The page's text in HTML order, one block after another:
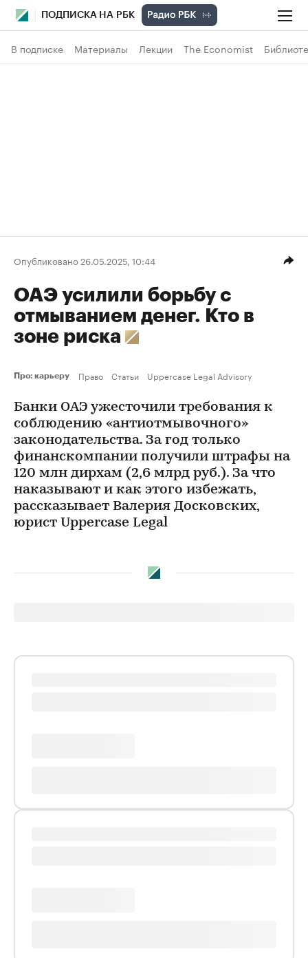
ПОДПИСКА НА РБК
В подписке Материалы Лекции The Economist
Опубликовано 26.05.2025, 10:44
ОАЭ усилили борьбу с
отмыванием денег. Кто в
зоне риска
Про: карьеру Право Статьи Uppercase Legal Advisory
Банки ОАЭ ужесточили требования к
соблюдению «антиотмывочного»
законодательства. За год только
финанскомпании получили штрафы на
120 млн дирхам (2,6 млрд руб.). За что
наказывают и как этого избежать,
рассказывает Валерия Досковских,
юрист Uppercase Legal